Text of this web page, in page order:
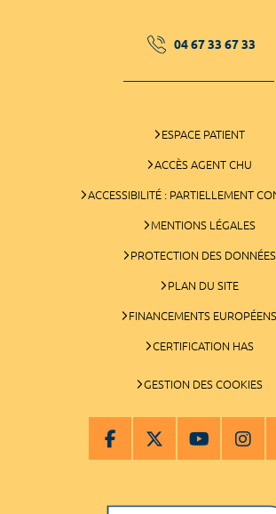
04 67 33 67 33
ESPACE PATIENT
ACCÈS AGENT CHU
ACCESSIBILITÉ : PARTIELLEMENT
MENTIONS LÉGALES
PROTECTION DES DONNÉES
PLAN DU SITE
FINANCEMENTS EUROPÉENS
CERTIFICATION HAS
GESTION DES COOKIES